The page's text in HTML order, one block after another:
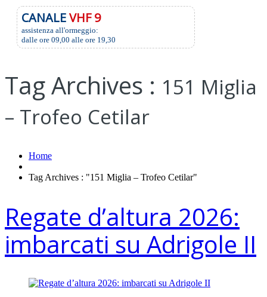
CANALEVHF 9
assistenza all'ormeggio:
dalle ore 09,00 alle ore 19,30
Tag Archives : 151 Miglia
– Trofeo Cetilar
Home
Tag Archives : "151 Miglia – Trofeo Cetilar"
Regate d’altura 2026:
imbarcati su Adrigole II